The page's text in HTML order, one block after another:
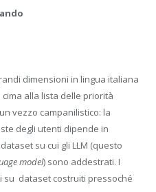
dimensioni in lingua italiana
cima alla lista delle priorità
vezzo campanilistico: la
degli utenti dipende in
su cui gli LLM (questo
model) sono addestrati. I
dataset costruiti pressoché